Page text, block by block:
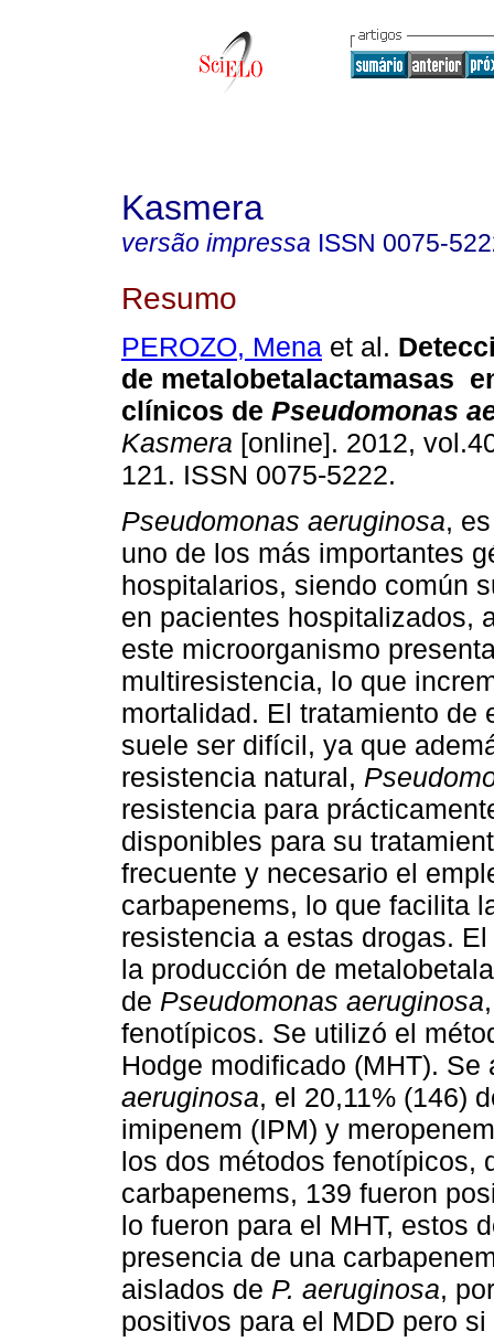
Kasmera
versão impressa ISSN 0075-
Resumo
PEROZO, Mena et al.
de metalobetalactamasas
clínicos de Pseudomonas
Kasmera [online]. 2012,
121. ISSN 0075-5222.
Pseudomonas aeruginosa,
uno de los más importantes
hospitalarios, siendo común
en pacientes hospitalizados,
este microorganismo
multiresistencia, lo que
mortalidad. El tratamiento de
suele ser difícil, ya que
resistencia natural,
resistencia para
disponibles para su
frecuente y necesario el
carbapenems, lo que facilita
resistencia a estas drogas.
la producción de
de Pseudomonas aeruginosa
fenotípicos. Se utilizó el
Hodge modificado (MHT).
aeruginosa, el 20,11% (146)
imipenem (IPM) y
los dos métodos fenotípicos,
carbapenems, 139 fueron
lo fueron para el MHT, estos
presencia de una
aislados de P. aeruginosa,
positivos para el MDD pero